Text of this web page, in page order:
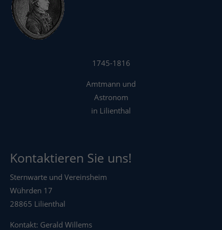
1745-1816
Amtmann und
Astronom
in Lilienthal
Kontaktieren Sie uns!
Sternwarte und Vereinsheim
Wührden 17
28865 Lilienthal
Kontakt: Gerald Willems